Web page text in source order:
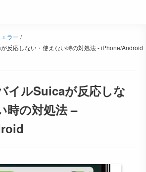
ラー /
反応しない・使えない時の対処法 - iPhone/Android
イルSuicaが反応しな
時の対処法 –